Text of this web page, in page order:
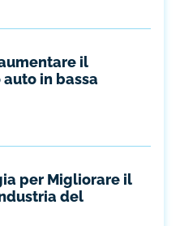
il
in bassa
per Migliorare il
del